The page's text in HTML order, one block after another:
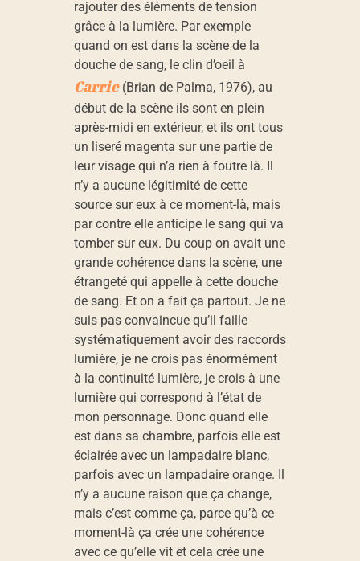
rajouter des éléments de tension
grâce à la lumière. Par exemple
quand on est dans la scène de la
douche de sang, le clin d’oeil à
Carrie (Brian de Palma, 1976), au
début de la scène ils sont en plein
après-midi en extérieur, et ils ont tous
un liseré magenta sur une partie de
leur visage qui n’a rien à foutre là. Il
n’y a aucune légitimité de cette
source sur eux à ce moment-là, mais
par contre elle anticipe le sang qui va
tomber sur eux. Du coup on avait une
grande cohérence dans la scène, une
étrangeté qui appelle à cette douche
de sang. Et on a fait ça partout. Je ne
suis pas convaincue qu’il faille
systématiquement avoir des raccords
lumière, je ne crois pas énormément
à la continuité lumière, je crois à une
lumière qui correspond à l’état de
mon personnage. Donc quand elle
est dans sa chambre, parfois elle est
éclairée avec un lampadaire blanc,
parfois avec un lampadaire orange. Il
n’y a aucune raison que ça change,
mais c’est comme ça, parce qu’à ce
moment-là ça crée une cohérence
avec ce qu’elle vit et cela crée une